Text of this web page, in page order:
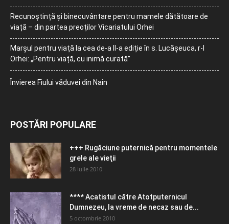
Recunoștință și binecuvântare pentru mamele dătătoare de
viață – din partea preoților Vicariatului Orhei
Marșul pentru viață la cea de-a II-a ediție în s. Lucășeuca, r-l
Orhei: „Pentru viață, cu inimă curată”
Învierea Fiului văduvei din Nain
POSTĂRI POPULARE
+++ Rugăciune puternică pentru momentele
grele ale vieţii
28 iulie 2010
**** Acatistul către Atotputernicul
Dumnezeu, la vreme de necaz sau de...
5 octombrie 2010